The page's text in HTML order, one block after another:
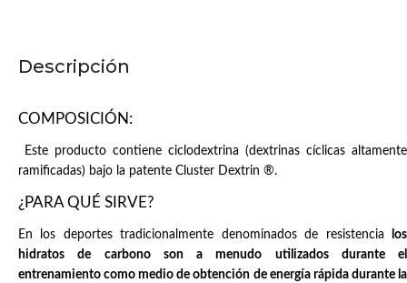
Descripción
COMPOSICIÓN:
Este producto contiene ciclodextrina (dextrinas cíclicas altamente
ramificadas) bajo la patente Cluster Dextrin ®.
¿PARA QUÉ SIRVE?
En los deportes tradicionalmente denominados de resistencia
los
hidratos de carbono son a menudo utilizados durante el
entrenamiento como medio de obtención de energía rápida durante la